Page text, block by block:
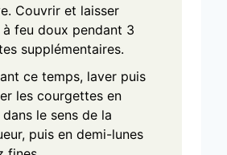
Couvrir et laisser
à feu doux pendant 3
supplémentaires.
ce temps, laver puis
les courgettes en
le sens de la
puis en demi-lunes